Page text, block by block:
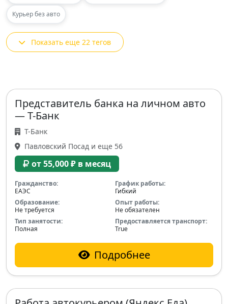
Курьер без авто
Показать еще 22 тегов
Представитель банка на личном авто
— Т-Банк
Т-Банк
Павловский Посад и еще 56
от 55,000 ₽ в месяц
Гражданство:
ЕАЭС
График работы:
Гибкий
Образование:
Не требуется
Опыт работы:
Не обязателен
Тип занятости:
Полная
Предоставляется транспорт:
True
Подробнее